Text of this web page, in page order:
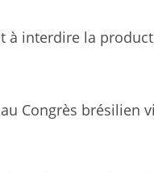
à interdire la
Congrès brésilien